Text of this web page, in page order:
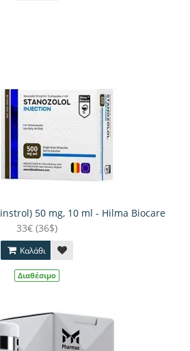
50 mg, 10 ml - Hilma Biocare
33€ (36$)
Καλάθι
Διαθέσιμο